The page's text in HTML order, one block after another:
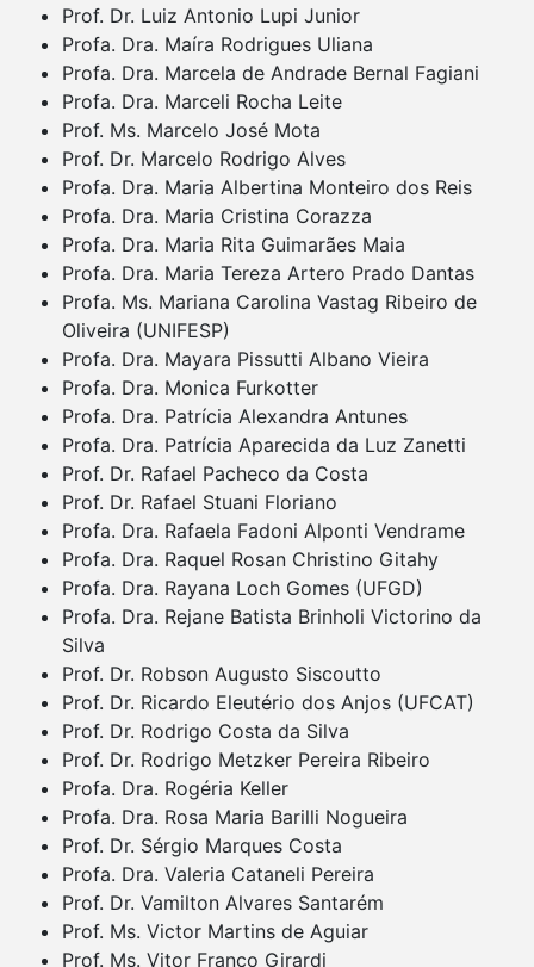
Prof. Dr. Luiz Antonio Lupi Junior
Profa. Dra. Maíra Rodrigues Uliana
Profa. Dra. Marcela de Andrade Bernal Fagiani
Profa. Dra. Marceli Rocha Leite
Prof. Ms. Marcelo José Mota
Prof. Dr. Marcelo Rodrigo Alves
Profa. Dra. Maria Albertina Monteiro dos Reis
Profa. Dra. Maria Cristina Corazza
Profa. Dra. Maria Rita Guimarães Maia
Profa. Dra. Maria Tereza Artero Prado Dantas
Profa. Ms. Mariana Carolina Vastag Ribeiro de
Oliveira (UNIFESP)
Profa. Dra. Mayara Pissutti Albano Vieira
Profa. Dra. Monica Furkotter
Profa. Dra. Patrícia Alexandra Antunes
Profa. Dra. Patrícia Aparecida da Luz Zanetti
Prof. Dr. Rafael Pacheco da Costa
Prof. Dr. Rafael Stuani Floriano
Profa. Dra. Rafaela Fadoni Alponti Vendrame
Profa. Dra. Raquel Rosan Christino Gitahy
Profa. Dra. Rayana Loch Gomes (UFGD)
Profa. Dra. Rejane Batista Brinholi Victorino da
Silva
Prof. Dr. Robson Augusto Siscoutto
Prof. Dr. Ricardo Eleutério dos Anjos (UFCAT)
Prof. Dr. Rodrigo Costa da Silva
Prof. Dr. Rodrigo Metzker Pereira Ribeiro
Profa. Dra. Rogéria Keller
Profa. Dra. Rosa Maria Barilli Nogueira
Prof. Dr. Sérgio Marques Costa
Profa. Dra. Valeria Cataneli Pereira
Prof. Dr. Vamilton Alvares Santarém
Prof. Ms. Victor Martins de Aguiar
Prof. Ms. Vitor Franco Girardi